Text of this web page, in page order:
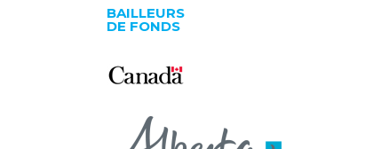
BAILLEURS
DE FONDS